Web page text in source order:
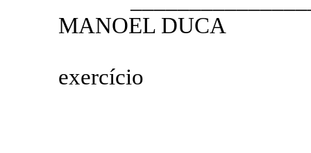
MANOEL DUCA
exercício